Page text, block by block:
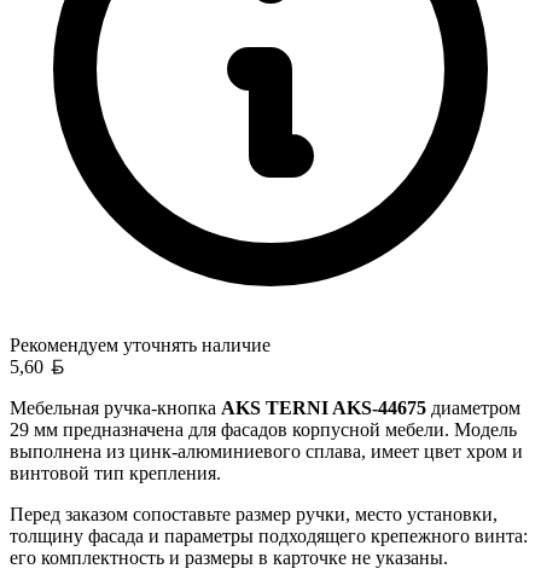
Рекомендуем уточнять наличие
5,60
Мебельная ручка-кнопка AKS TERNI AKS-44675 диаметром
29 мм предназначена для фасадов корпусной мебели. Модель
выполнена из цинк-алюминиевого сплава, имеет цвет хром и
винтовой тип крепления.
Перед заказом сопоставьте размер ручки, место установки,
толщину фасада и параметры подходящего крепежного винта:
его комплектность и размеры в карточке не указаны.